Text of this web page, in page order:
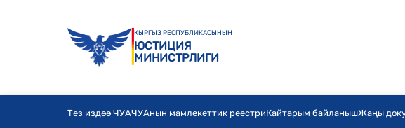
КЫРГЫЗ РЕСПУБЛИКАСЫНЫН
ЮСТИЦИЯ
МИНИСТРЛИГИ
Тез издөө ЧУАЧУАнын мамлекеттик реестриКайтарым байланышЖаңы